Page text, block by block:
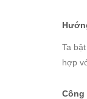
Ta
hợp
Công